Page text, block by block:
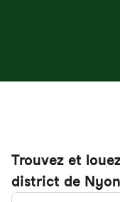
Trouvez et
district de Nyon